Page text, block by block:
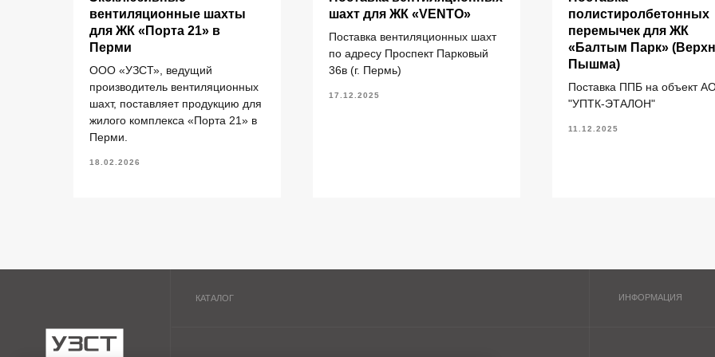
вентиляционные шахты
для ЖК «Порта 21» в
Перми
ООО «УЗСТ», ведущий
производитель вентиляционных
шахт, поставляет продукцию для
жилого комплекса «Порта 21» в
Перми.
18.02.2026
шахт для ЖК «VENTO»
Поставка вентиляционных шахт
по адресу Проспект Парковый
36в (г. Пермь)
17.12.2025
полистиролбетонных
перемычек для ЖК
«Балтым Парк»
Пышма)
Поставка ППБ на объект
"УПТК-ЭТАЛОН"
11.12.2025
Главная
Вентиляционные блоки ВБ
Элементы теплотрасс
Элементы лестниц
Каталог
Плиты перекрытия ПК
Плиты перекрытия ПБ
Плиты перекрытия ПТ